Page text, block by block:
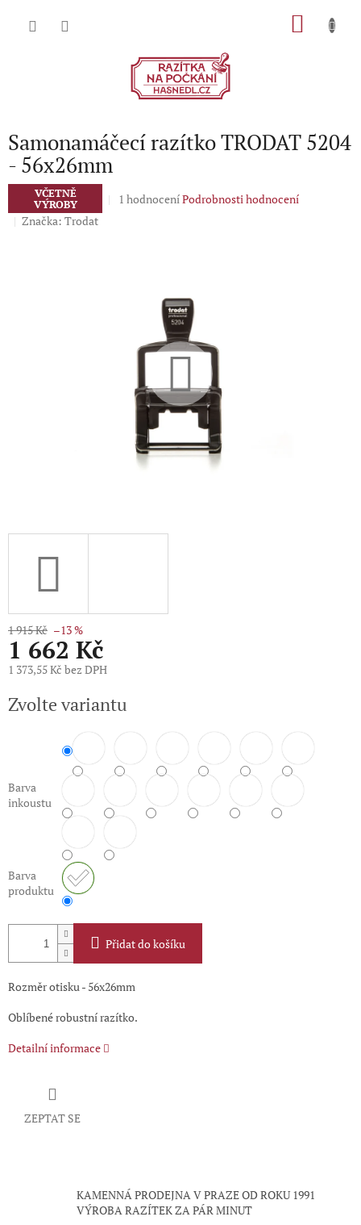
Samonamáčecí razítko TRODAT 5204
- 56x26mm
VČETNĚ
VÝROBY
Průměrné
hvězdiček.
1 hodnoceníPodrobnosti hodnocení
Značka: Trodat
1 915 Kč –13 %
1 662 Kč
1 373,55 Kč bez DPH
cena:
Zvolte variantu
Barva
inkoustu
Barva
produktu
Přidat do košíku
Rozměr otisku - 56x26mm
Oblíbené robustní razítko.
Detailní informace
ZEPTAT SE
KAMENNÁ PRODEJNA V PRAZE OD ROKU 1991
VÝROBA RAZÍTEK ZA PÁR MINUT